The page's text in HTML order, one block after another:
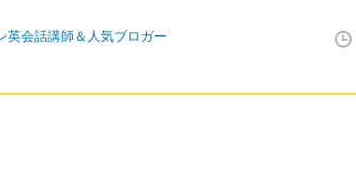
英会話講師＆人気ブロガー